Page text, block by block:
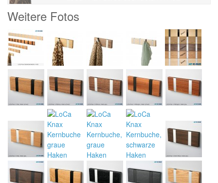
Weitere Fotos